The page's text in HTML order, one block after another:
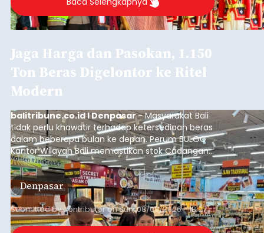
Jaga Harga dan Pasokan, 1.150
Ton Beras Digelontor ke Ritel
Modern
balitribune.co.id I Denpasar- Masyarakat Bali
tidak perlu khawatir terhadap ketersediaan beras
dalam beberapa bulan ke depan. Perum BULOG
Kantor Wilayah Bali memastikan stok Cadangan
Beras Pemerintah (CBP) masih dalam kondisi
aman, bahkan diproyeksikan mampu memenuhi
kebutuhan masyarakat hingga sekitar 10 bulan.
Denpasar
Submitted bycontributoronSun, 08/09/2026 - 18:27